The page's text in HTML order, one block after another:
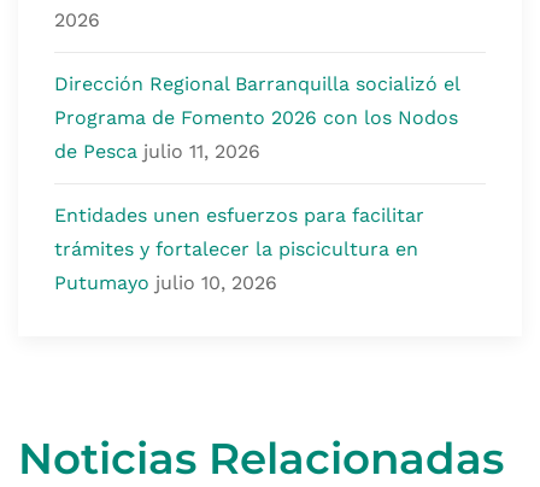
2026
Dirección Regional Barranquilla socializó el
Programa de Fomento 2026 con los Nodos
de Pesca julio 11, 2026
Entidades unen esfuerzos para facilitar
trámites y fortalecer la piscicultura en
Putumayo julio 10, 2026
Noticias Relacionadas